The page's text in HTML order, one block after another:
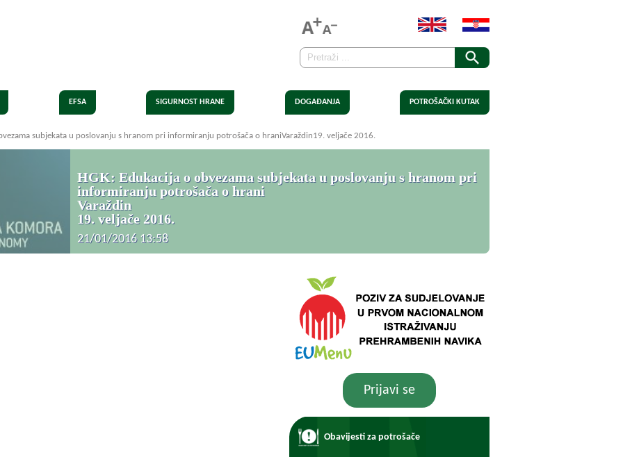
EFSA SIGURNOST HRANE DOGAĐANJA POTROŠAČKI KUTAK
subjekata u poslovanju s hranom pri informiranju potrošača o hraniVaraždin19. veljače 2016.
HGK: Edukacija o obvezama subjekata u poslovanju s hranom pri
informiranju potrošača o hrani
Varaždin
19. veljače 2016.
21/01/2016 13:58
Prijavi se
Obavijesti za potrošače